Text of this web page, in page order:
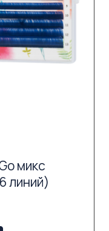
микс
линий)